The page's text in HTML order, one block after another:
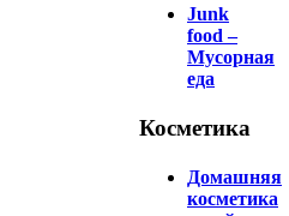
Junk
food –
Мусорная
еда
Косметика
Домашняя
косметика